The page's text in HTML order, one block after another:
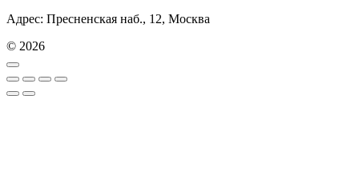
Адрес: Пресненская наб., 12, Москва
© 2026